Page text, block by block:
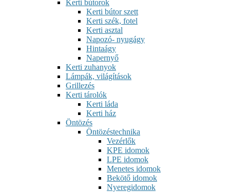
Kerti bútorok
Kerti bútor szett
Kerti szék, fotel
Kerti asztal
Napozó- nyugágy
Hintaágy
Napernyő
Kerti zuhanyok
Lámpák, világítások
Grillezés
Kerti tárolók
Kerti láda
Kerti ház
Öntözés
Öntözéstechnika
Vezérlők
KPE idomok
LPE idomok
Menetes idomok
Bekötő idomok
Nyeregidomok